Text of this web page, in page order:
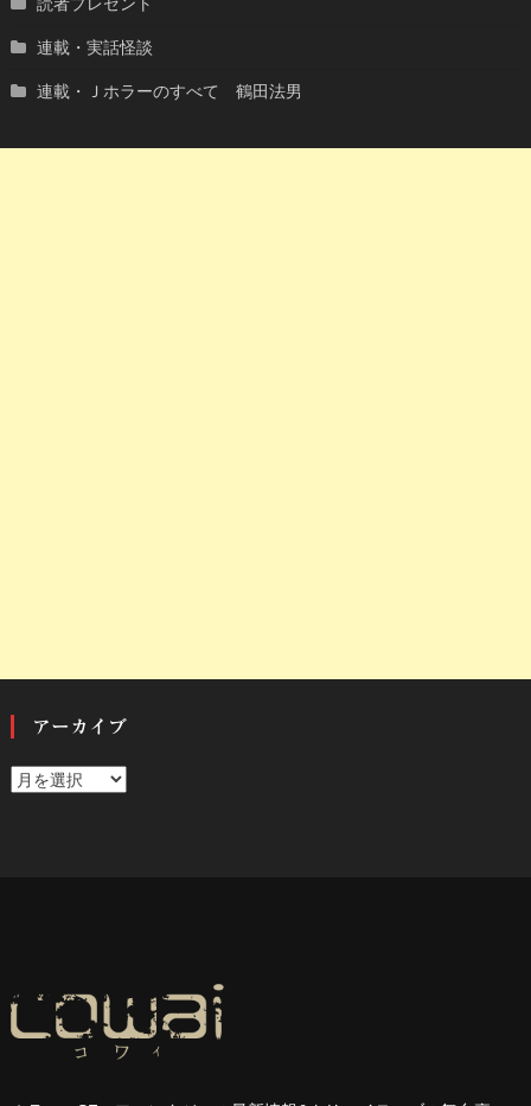
連載・実話怪談
連載・Ｊホラーのすべて 鶴田法男
アーカイブ
ア